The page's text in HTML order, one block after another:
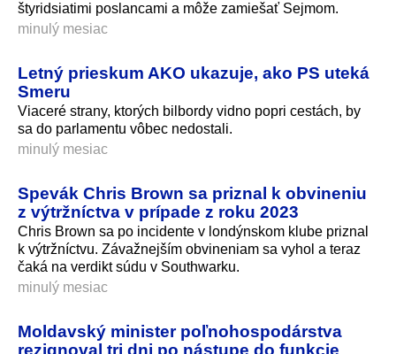
štyridsiatimi poslancami a môže zamiešať Sejmom.
minulý mesiac
Letný prieskum AKO ukazuje, ako PS uteká
Smeru
Viaceré strany, ktorých bilbordy vidno popri cestách, by
sa do parlamentu vôbec nedostali.
minulý mesiac
Spevák Chris Brown sa priznal k obvineniu
z výtržníctva v prípade z roku 2023
Chris Brown sa po incidente v londýnskom klube priznal
k výtržníctvu. Závažnejším obvineniam sa vyhol a teraz
čaká na verdikt súdu v Southwarku.
minulý mesiac
Moldavský minister poľnohospodárstva
rezignoval tri dni po nástupe do funkcie